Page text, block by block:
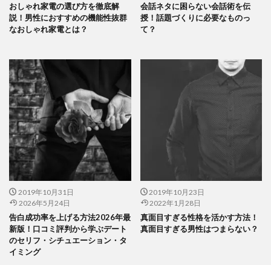
おしゃれ家電の選び方を徹底解
説！男性におすすめの機能性抜群
なおしゃれ家電とは？
会話ネタに困らない会話術を伝
授！話題づくりに必要なものっ
て？
2019年10月31日
2026年5月24日
告白成功率を上げる方法2026年最
新版！口コミ評判から学ぶデート
のセリフ・シチュエーション・タ
イミング
2019年10月23日
2022年1月28日
真面目すぎる性格を活かす方法！
真面目すぎる男性はつまらない？